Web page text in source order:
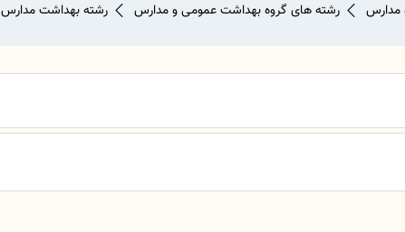
مدارس رشته های گروه بهداشت عمومی و مدارس رشته بهداشت مدارس